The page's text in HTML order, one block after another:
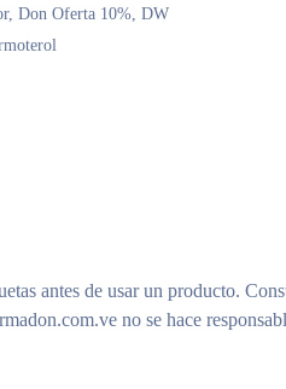
,Don Oferta 10%,DW
antes de usar un producto.
no se hace